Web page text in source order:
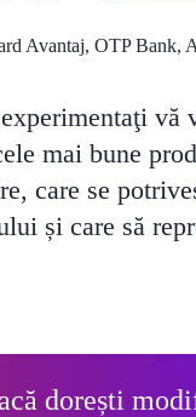
vă
mai bune
care se
și care să
dorești